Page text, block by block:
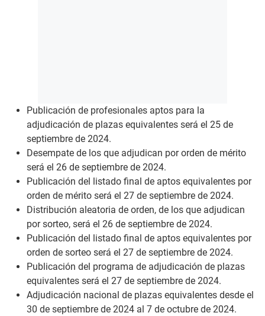
Publicación de profesionales aptos para la
adjudicación de plazas equivalentes será el 25 de
septiembre de 2024.
Desempate de los que adjudican por orden de mérito
será el 26 de septiembre de 2024.
Publicación del listado final de aptos equivalentes por
orden de mérito será el 27 de septiembre de 2024.
Distribución aleatoria de orden, de los que adjudican
por sorteo, será el 26 de septiembre de 2024.
Publicación del listado final de aptos equivalentes por
orden de sorteo será el 27 de septiembre de 2024.
Publicación del programa de adjudicación de plazas
equivalentes será el 27 de septiembre de 2024.
Adjudicación nacional de plazas equivalentes desde el
30 de septiembre de 2024 al 7 de octubre de 2024.